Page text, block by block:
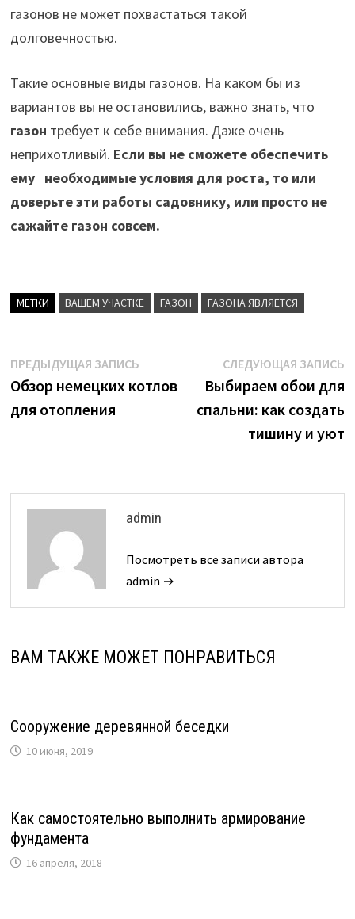
газонов не может похвастаться такой
долговечностью.
Такие основные виды газонов. На каком бы из
вариантов вы не остановились, важно знать, что
газон требует к себе внимания. Даже очень
неприхотливый. Если вы не сможете обеспечить
ему необходимые условия для роста, то или
доверьте эти работы садовнику, или просто не
сажайте газон совсем.
МЕТКИ ВАШЕМ УЧАСТКЕ ГАЗОН ГАЗОНА ЯВЛЯЕТСЯ
Навигация
по
записям
ПРЕДЫДУЩАЯ ЗАПИСЬПредыдущая
запись:
Обзор немецких котлов
для отопления
СЛЕДУЮЩАЯ ЗАПИСЬ
Выбираем обои для
спальни: как создать
тишину и уют
admin
Посмотреть все записи автора
admin →
ВАМ ТАКЖЕ МОЖЕТ ПОНРАВИТЬСЯ
Сооружение деревянной беседки
10 июня, 2019
Как самостоятельно выполнить армирование
фундамента
16 апреля, 2018